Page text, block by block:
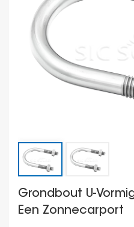
Grondbout U-
Een Zonnecarport